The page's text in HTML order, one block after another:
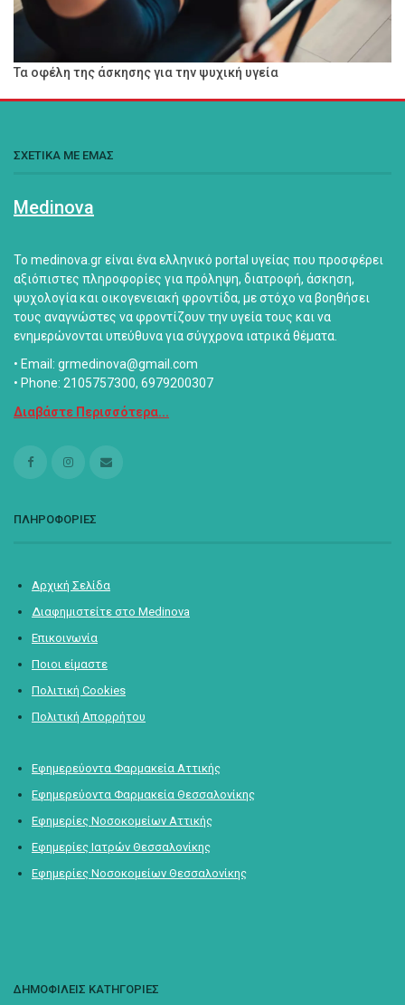
Τα οφέλη της άσκησης για την ψυχική υγεία
ΣΧΕΤΙΚΑ ΜΕ ΕΜΑΣ
Medinova
Το medinova.gr είναι ένα ελληνικό portal υγείας που προσφέρει
αξιόπιστες πληροφορίες για πρόληψη, διατροφή, άσκηση,
ψυχολογία και οικογενειακή φροντίδα, με στόχο να βοηθήσει
τους αναγνώστες να φροντίζουν την υγεία τους και να
ενημερώνονται υπεύθυνα για σύγχρονα ιατρικά θέματα.
• Email: grmedinova@gmail.com
• Phone: 2105757300, 6979200307
Διαβάστε Περισσότερα...
ΠΛΗΡΟΦΟΡΙΕΣ
Αρχική Σελίδα
Διαφημιστείτε στο Medinova
Επικοινωνία
Ποιοι είμαστε
Πολιτική Cookies
Πολιτική Απορρήτου
Εφημερεύοντα Φαρμακεία Αττικής
Εφημερεύοντα Φαρμακεία Θεσσαλονίκης
Εφημερίες Νοσοκομείων Αττικής
Εφημερίες Ιατρών Θεσσαλονίκης
Εφημερίες Νοσοκομείων Θεσσαλονίκης
ΔΗΜΟΦΙΛΕΙΣ ΚΑΤΗΓΟΡΙΕΣ